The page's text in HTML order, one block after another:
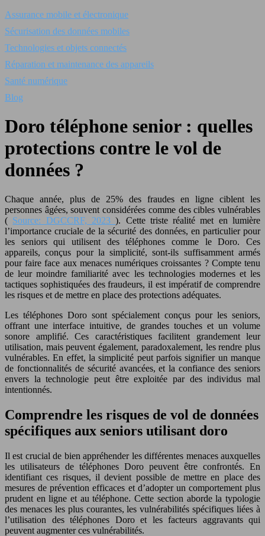
Assurance mobile et électronique
Sécurisation des données mobiles
Technologies et objets connectés
Réparation et maintenance des appareils
Santé numérique
Blog
Doro téléphone senior : quelles
protections contre le vol de
données ?
Chaque année, plus de 25% des fraudes en ligne ciblent les
personnes âgées, souvent considérées comme des cibles vulnérables
( Source: DGCCRF, 2023). Cette triste réalité met en lumière
l’importance cruciale de la sécurité des données, en particulier pour
les seniors qui utilisent des téléphones comme le Doro. Ces
appareils, conçus pour la simplicité, sont-ils suffisamment armés
pour faire face aux menaces numériques croissantes ? Compte tenu
de leur moindre familiarité avec les technologies modernes et les
tactiques sophistiquées des fraudeurs, il est impératif de comprendre
les risques et de mettre en place des protections adéquates.
Les téléphones Doro sont spécialement conçus pour les seniors,
offrant une interface intuitive, de grandes touches et un volume
sonore amplifié. Ces caractéristiques facilitent grandement leur
utilisation, mais peuvent également, paradoxalement, les rendre plus
vulnérables. En effet, la simplicité peut parfois signifier un manque
de fonctionnalités de sécurité avancées, et la confiance des seniors
envers la technologie peut être exploitée par des individus mal
intentionnés.
Comprendre les risques de vol de données
spécifiques aux seniors utilisant doro
Il est crucial de bien appréhender les différentes menaces auxquelles
les utilisateurs de téléphones Doro peuvent être confrontés. En
identifiant ces risques, il devient possible de mettre en place des
mesures de prévention efficaces et d’adopter un comportement plus
prudent en ligne et au téléphone. Cette section aborde la typologie
des menaces les plus courantes, les vulnérabilités spécifiques liées à
l’utilisation des téléphones Doro et les facteurs aggravants qui
peuvent augmenter ces vulnérabilités.